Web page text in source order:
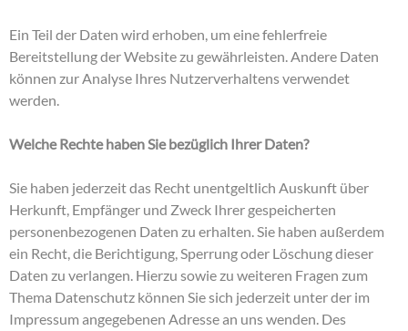
Ein Teil der Daten wird erhoben, um eine fehlerfreie
Bereitstellung der Website zu gewährleisten. Andere Daten
können zur Analyse Ihres Nutzerverhaltens verwendet
werden.
Welche Rechte haben Sie bezüglich Ihrer Daten?
Sie haben jederzeit das Recht unentgeltlich Auskunft über
Herkunft, Empfänger und Zweck Ihrer gespeicherten
personenbezogenen Daten zu erhalten. Sie haben außerdem
ein Recht, die Berichtigung, Sperrung oder Löschung dieser
Daten zu verlangen. Hierzu sowie zu weiteren Fragen zum
Thema Datenschutz können Sie sich jederzeit unter der im
Impressum angegebenen Adresse an uns wenden. Des